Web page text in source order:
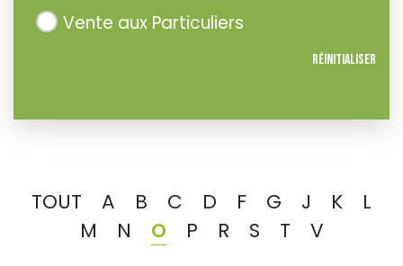
Vente aux Particuliers
Réinitialiser
TOUT A B C D F G J K
L
M
N O P R S T V